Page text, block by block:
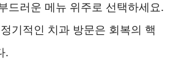
드러운 메뉴 위주로 선택하세요.
기적인 치과 방문은 회복의 핵
.